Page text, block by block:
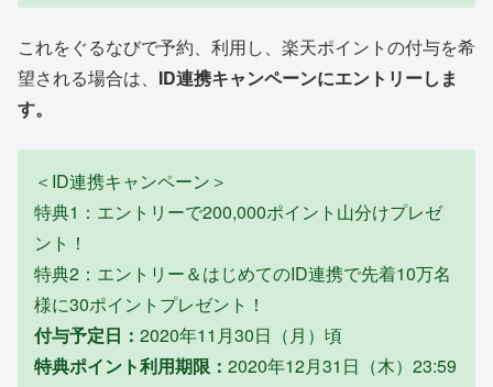
これをぐるなびで予約、利用し、楽天ポイントの付与を希
望される場合は、 ID連携キャンペーンにエントリーしま
す。
＜ID連携キャンペーン＞
特典1：エントリーで200,000ポイント山分けプレゼ
ント！
特典2：エントリー＆はじめてのID連携で先着10万名
様に30ポイントプレゼント！
付与予定日： 2020年11月30日（月）頃
特典ポイント利用期限： 2020年12月31日（木）23:59